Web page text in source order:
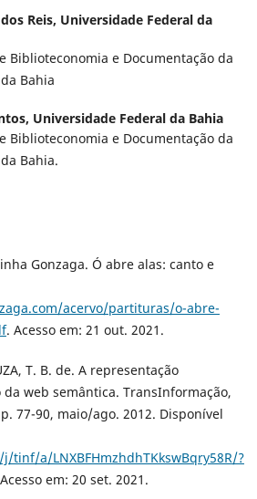
Reis, Universidade Federal da
Biblioteconomia e Documentação da
Bahia
Universidade Federal da Bahia
Biblioteconomia e Documentação da
Bahia.
Gonzaga. Ó abre alas: canto e
acervo/partituras/o-abre-
. Acesso em: 21 out. 2021.
T. B. de. A representação
web semântica. TransInformação,
77-90, maio/ago. 2012. Disponível
tinf/a/LNXBFHmzhdhTKkswBqry58R/?
em: 20 set. 2021.